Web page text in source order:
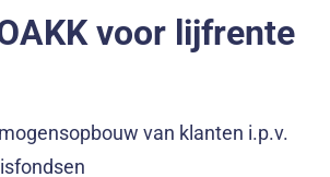
voor lijfrente
van klanten i.p.v.